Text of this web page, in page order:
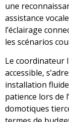
une
assistance
l’éclairage
les scénarios
Le coordinateur
accessible,
installation
patience lors de
domotiques